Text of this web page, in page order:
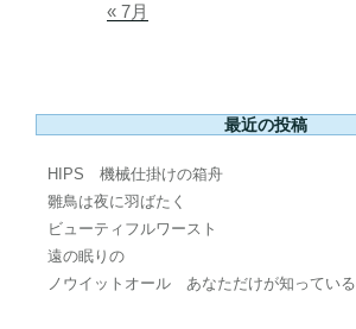
« 7月
最近の投稿
HIPS 機械仕掛けの箱舟
雛鳥は夜に羽ばたく
ビューティフルワースト
遠の眠りの
ノウイットオール あなただけが知っている